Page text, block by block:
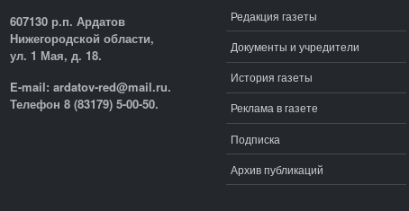
607130 р.п. Ардатов
Нижегородской области,
ул. 1 Мая, д. 18.
E-mail: ardatov-red@mail.ru.
Телефон 8 (83179) 5-00-50.
Редакция газеты
Документы и учредители
История газеты
Реклама в газете
Подписка
Архив публикаций